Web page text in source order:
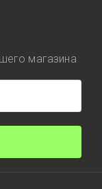
магазина